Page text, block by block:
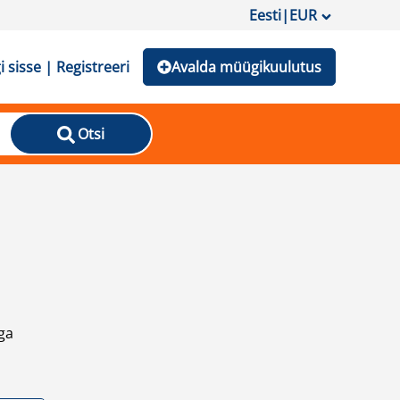
Eesti|EUR
sisse | Registreeri Avalda müügikuulutus
Otsi